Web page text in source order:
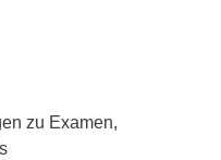
zu Examen,